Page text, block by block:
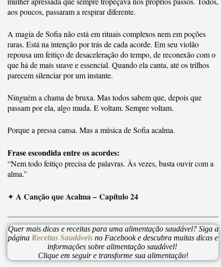
aos poucos, passaram a respirar diferente.
A magia de Sofia não está em rituais complexos nem em poções
raras. Está na intenção por trás de cada acorde. Em seu violão
repousa um feitiço de desaceleração do tempo, de reconexão com o
que há de mais suave e essencial. Quando ela canta, até os trilhos
parecem silenciar por um instante.
Ninguém a chama de bruxa. Mas todos sabem que, depois que
passam por ela, algo muda. E voltam. Sempre voltam.
Porque a pressa cansa. Mas a música de Sofia acalma.
Frase escondida entre os acordes:
“Nem todo feitiço precisa de palavras. Às vezes, basta ouvir com a
alma.”
✦ A Canção que Acalma – Capítulo 24
Quer mais dicas e receitas para uma alimentação saudável? Siga a
página Receitas Saudáveis no Facebook e descubra muitas dicas e
informações sobre alimentação saudável!
Clique em seguir e transforme sua alimentação!